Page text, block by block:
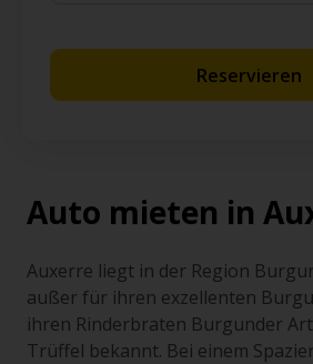
Reservieren
Auto mieten in
Auxerre liegt in der Region
außer für ihren exzellenten
ihren Rinderbraten Burgunder
Trüffel bekannt. Bei einem